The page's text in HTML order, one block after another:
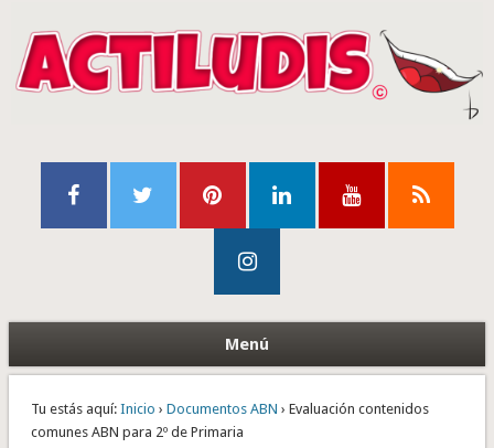
Menú
Tu estás aquí: Inicio › Documentos ABN › Evaluación contenidos
comunes ABN para 2º de Primaria